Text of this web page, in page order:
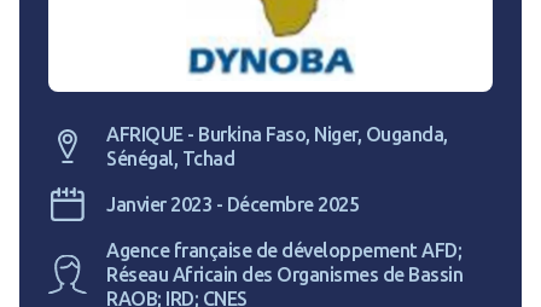
AFRIQUE - Burkina Faso, Niger, Ouganda,
Sénégal, Tchad
Janvier 2023 - Décembre 2025
Agence française de développement AFD;
Réseau Africain des Organismes de Bassin
RAOB; IRD; CNES